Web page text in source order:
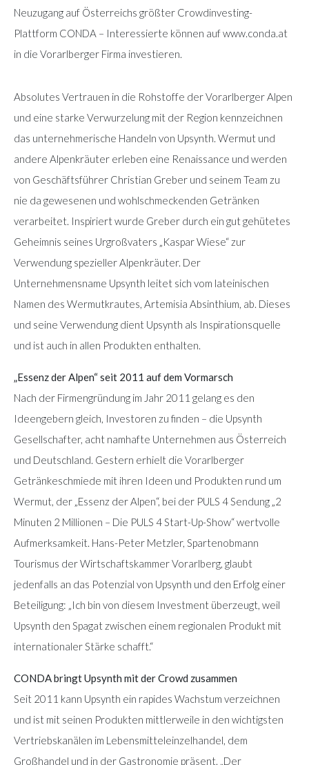
Neuzugang auf Österreichs größter Crowdinvesting-
Plattform CONDA – Interessierte können auf www.conda.at
in die Vorarlberger Firma investieren.
Absolutes Vertrauen in die Rohstoffe der Vorarlberger Alpen
und eine starke Verwurzelung mit der Region kennzeichnen
das unternehmerische Handeln von Upsynth. Wermut und
andere Alpenkräuter erleben eine Renaissance und werden
von Geschäftsführer Christian Greber und seinem Team zu
nie da gewesenen und wohlschmeckenden Getränken
verarbeitet. Inspiriert wurde Greber durch ein gut gehütetes
Geheimnis seines Urgroßvaters „Kaspar Wiese“ zur
Verwendung spezieller Alpenkräuter. Der
Unternehmensname Upsynth leitet sich vom lateinischen
Namen des Wermutkrautes, Artemisia Absinthium, ab. Dieses
und seine Verwendung dient Upsynth als Inspirationsquelle
und ist auch in allen Produkten enthalten.
„Essenz der Alpen“ seit 2011 auf dem Vormarsch
Nach der Firmengründung im Jahr 2011 gelang es den
Ideengebern gleich, Investoren zu finden – die Upsynth
Gesellschafter, acht namhafte Unternehmen aus Österreich
und Deutschland. Gestern erhielt die Vorarlberger
Getränkeschmiede mit ihren Ideen und Produkten rund um
Wermut, der „Essenz der Alpen“, bei der PULS 4 Sendung „2
Minuten 2 Millionen – Die PULS 4 Start-Up-Show“ wertvolle
Aufmerksamkeit. Hans-Peter Metzler, Spartenobmann
Tourismus der Wirtschaftskammer Vorarlberg, glaubt
jedenfalls an das Potenzial von Upsynth und den Erfolg einer
Beteiligung: „Ich bin von diesem Investment überzeugt, weil
Upsynth den Spagat zwischen einem regionalen Produkt mit
internationaler Stärke schafft.“
CONDA bringt Upsynth mit der Crowd zusammen
Seit 2011 kann Upsynth ein rapides Wachstum verzeichnen
und ist mit seinen Produkten mittlerweile in den wichtigsten
Vertriebskanälen im Lebensmitteleinzelhandel, dem
Großhandel und in der Gastronomie präsent. „Der